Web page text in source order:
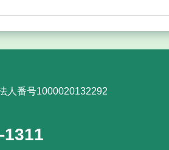
人番号1000020132292
1311